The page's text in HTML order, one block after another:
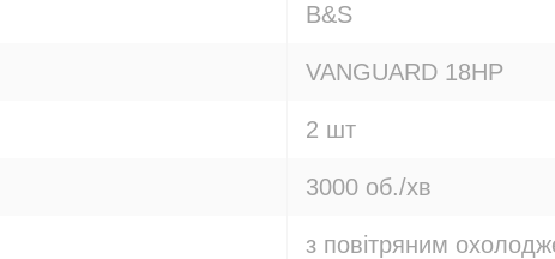
B&S
VANGUARD 18HP
2 шт
3000 об./хв
з повітряним